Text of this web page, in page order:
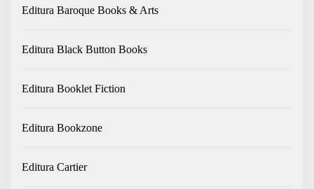
Editura Baroque Books & Arts
Editura Black Button Books
Editura Booklet Fiction
Editura Bookzone
Editura Cartier